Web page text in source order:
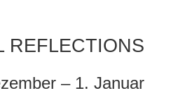
REFLECTIONS
– 1. Januar